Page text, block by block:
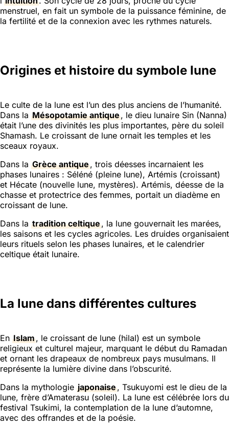
menstruel, en fait un symbole de la puissance féminine, de
la fertilité et de la connexion avec les rythmes naturels.
Origines et histoire du symbole lune
Le culte de la lune est l’un des plus anciens de l’humanité.
Dans la Mésopotamie antique, le dieu lunaire Sin (Nanna)
était l’une des divinités les plus importantes, père du soleil
Shamash. Le croissant de lune ornait les temples et les
sceaux royaux.
Dans la Grèce antique, trois déesses incarnaient les
phases lunaires : Séléné (pleine lune), Artémis (croissant)
et Hécate (nouvelle lune, mystères). Artémis, déesse de la
chasse et protectrice des femmes, portait un diadème en
croissant de lune.
Dans la tradition celtique, la lune gouvernait les marées,
les saisons et les cycles agricoles. Les druides organisaient
leurs rituels selon les phases lunaires, et le calendrier
celtique était lunaire.
La lune dans différentes cultures
En Islam, le croissant de lune (hilal) est un symbole
religieux et culturel majeur, marquant le début du Ramadan
et ornant les drapeaux de nombreux pays musulmans. Il
représente la lumière divine dans l’obscurité.
Dans la mythologie japonaise, Tsukuyomi est le dieu de la
lune, frère d’Amaterasu (soleil). La lune est célébrée lors du
festival Tsukimi, la contemplation de la lune d’automne,
avec des offrandes et de la poésie.